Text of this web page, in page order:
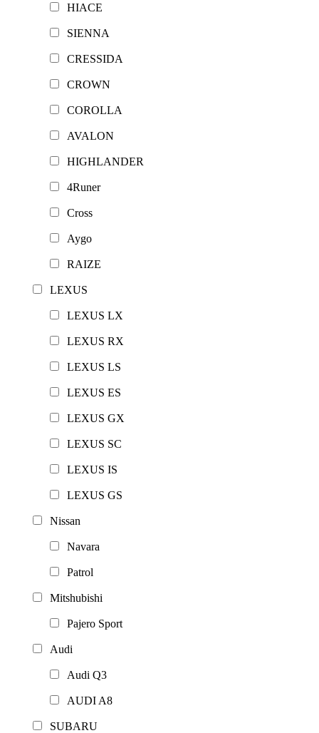
HIACE
SIENNA
CRESSIDA
CROWN
COROLLA
AVALON
HIGHLANDER
4Runer
Cross
Aygo
RAIZE
LEXUS
LEXUS LX
LEXUS RX
LEXUS LS
LEXUS ES
LEXUS GX
LEXUS SC
LEXUS IS
LEXUS GS
Nissan
Navara
Patrol
Mitshubishi
Pajero Sport
Audi
Audi Q3
AUDI A8
SUBARU